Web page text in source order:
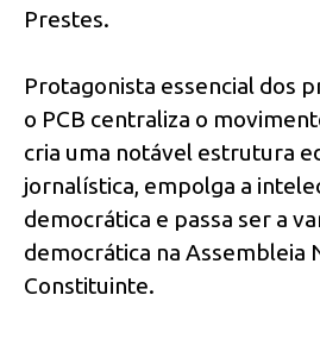
Prestes.
Protagonista essencial dos
o PCB centraliza o
cria uma notável estrutura
jornalística, empolga a
democrática e passa ser a
democrática na Assembleia
Constituinte.